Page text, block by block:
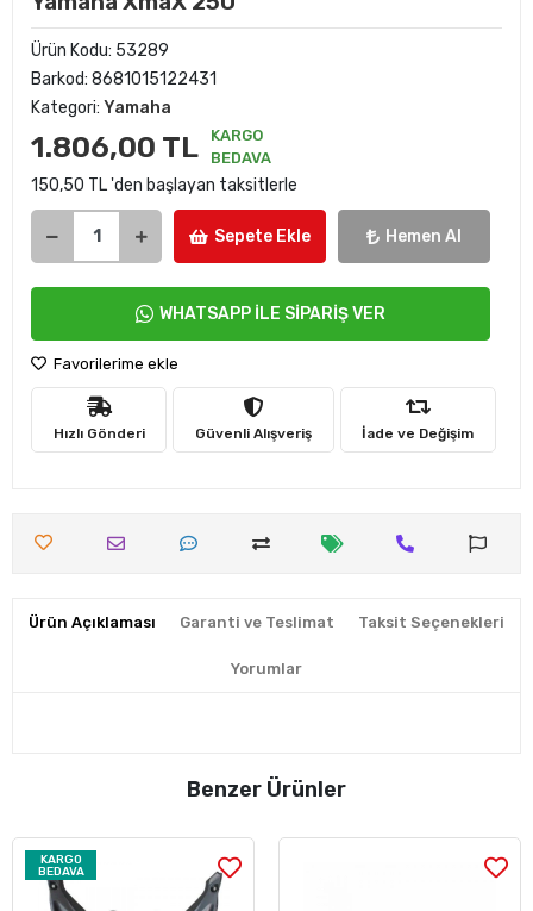
Ürün Kodu: 53289
Barkod: 8681015122431
Kategori: Yamaha
1.806,00 TL
KARGO
BEDAVA
150,50 TL 'den başlayan taksitlerle
Sepete Ekle Hemen Al
WHATSAPP İLE SİPARİŞ VER
Favorilerime ekle
Hızlı Gönderi Güvenli Alışveriş İade ve Değişim
Ürün Açıklaması Garanti ve Teslimat Taksit Seçenekleri
Yorumlar
Benzer Ürünler
KARGO
BEDAVA